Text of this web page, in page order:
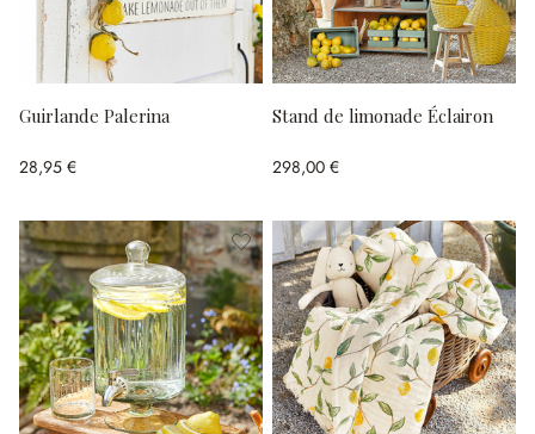
Guirlande Palerina
28,95 €
Stand de limonade Éclairon
298,00 €